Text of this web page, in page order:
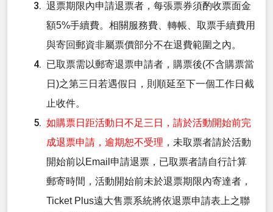
退票期限內申請退票者，每張票券須酌收票面金
額5%手續費。相關服務費、轉帳、取票手續費用
與寄回郵資非屬票價部分不在退費範圍之內。
已取票需以郵寄退票申請者，購票後(不含購票當
日)之第三日若遇假日，則順延至下一個工作日截
止收件。
如購票日距活動日不足三日，請於活動開始前完
成退票申請，逾期恕不受理 ，未取票者請於活動
開始前以Email申請退票，已取票者請自行計算
郵寄時間，活動開始前未於退票期限內寄達者，
Ticket Plus遠大售票系統將依退票申請表上之聯